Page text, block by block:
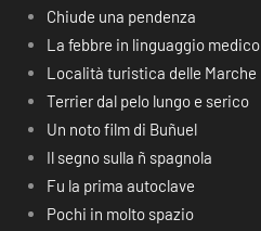
Chiude una pendenza
La febbre in linguaggio medico
Località turistica delle Marche
Terrier dal pelo lungo e serico
Un noto film di Buñuel
Il segno sulla ñ spagnola
Fu la prima autoclave
Pochi in molto spazio